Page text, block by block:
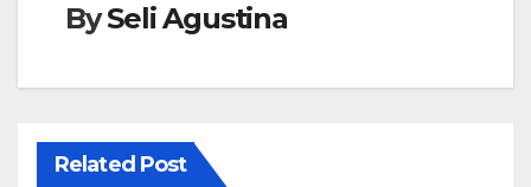
BySeli Agustina
Related Post